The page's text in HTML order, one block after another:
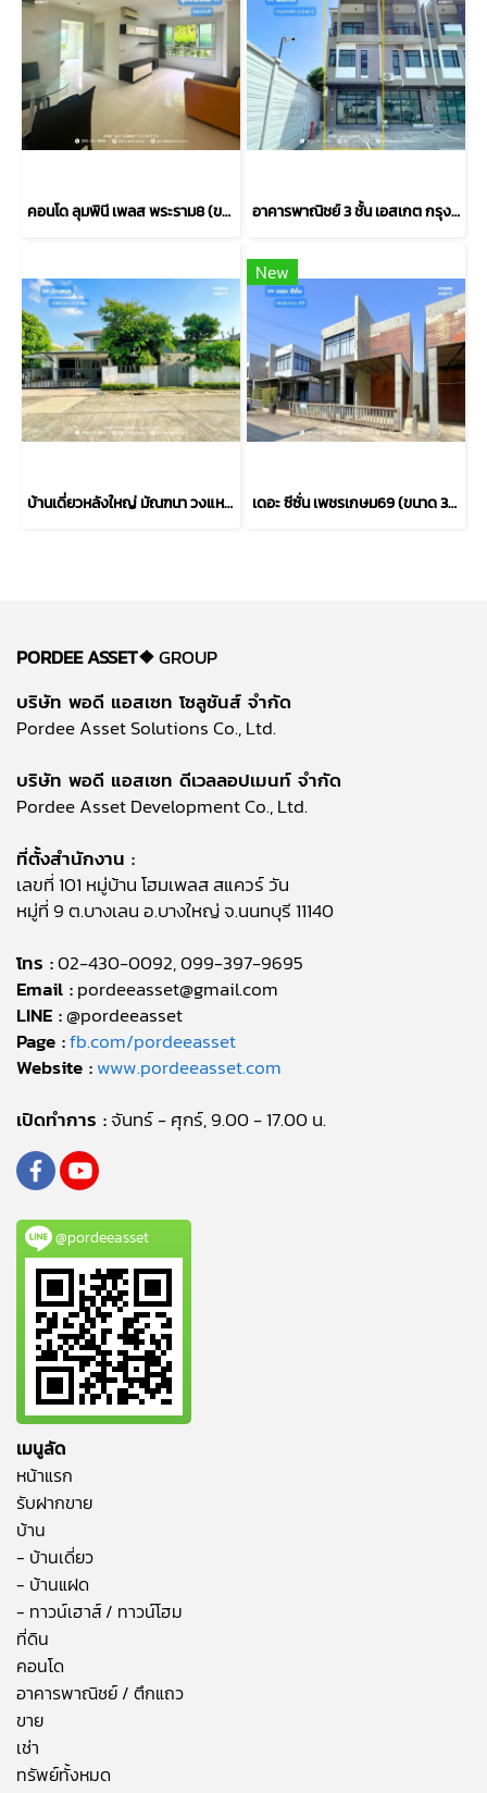
คอนโด ลุมพินี เพลส พระราม8 (ขนาด 45 ตร.ม.) ชั้น1 บางพลัด กทม. : Lumpini Place Rama 8 อาคารพาณิชย์ 3 ชั้น เอสเกต กรุงเทพฯ-ปทุมธานี (หลังริม 24 ตร.ว.) ใกล้แยกบางคูวัดถนนราชพฤกษ์ตัดใหม่ เมือง ปทุมธานี : S GATE Bangkok - Pathum Thani
บ้านเดี่ยวหลังใหญ่ มัณฑนา วงแหวน–บางบอน พร้อมส่วนต่อเติมห้องทำงานหรือสตูดิโอ (ขนาด 101 ตร.ว.) บางบอน กทม. : Mantana Wongwaen-Bangbon โครงการคุณภาพจาก Land & Houses
New
เดอะ ซีซั่น เพชรเกษม69 (ขนาด 38 ตร.ว.) ถนนเลียบคลองภาษีเจริญฝั่งใต้ เขตหนองแขม เข้าออกได้หลายทางทั้ง ซอยเพชรเกษม ถนนบางบอน และ ถนนพุทธสาคร กทม. : The Season Phetkasem 69
PORDEE ASSET❖GROUP
บริษัท พอดี แอสเซท โซลูชันส์ จำกัด
Pordee Asset Solutions Co., Ltd.
บริษัท พอดี แอสเซท ดีเวลลอปเมนท์ จำกัด
Pordee Asset Development Co., Ltd.
ที่ตั้งสำนักงาน :
เลขที่ 101 หมู่บ้าน โฮมเพลส สแควร์ วัน
หมู่ที่ 9 ต.บางเลน อ.บางใหญ่ จ.นนทบุรี 11140
โทร :02-430-0092, 099-397-9695
Email :pordeeasset@gmail.com
LINE :@pordeeasset
Page :fb.com/pordeeasset
Website :www.pordeeasset.com
เปิดทำการ :จันทร์ - ศุกร์, 9.00 - 17.00 น.
@pordeeasset
เมนูลัด
หน้าแรก
รับฝากขาย
บ้าน
- บ้านเดี่ยว
- บ้านแฝด
- ทาวน์เฮาส์ / ทาวน์โฮม
ที่ดิน
คอนโด
อาคารพาณิชย์ / ตึกแถว
ขาย
เช่า
ทรัพย์ทั้งหมด